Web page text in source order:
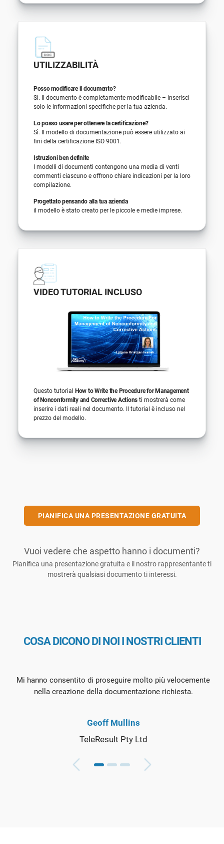
UTILIZZABILITÀ
Posso modificare il documento?
Sì. Il documento è completamente modificabile – inserisci
solo le informazioni specifiche per la tua azienda.
Lo posso usare per ottenere la certificazione?
Sì. Il modello di documentazione può essere utilizzato ai
fini della certificazione ISO 9001.
Istruzioni ben definite
I modelli di documenti contengono una media di venti
commenti ciascuno e offrono chiare indicazioni per la loro
compilazione.
Progettato pensando alla tua azienda
il modello è stato creato per le piccole e medie imprese.
VIDEO TUTORIAL INCLUSO
Questo tutorial How to Write the Procedure for Management
of Nonconformity and Corrective Actions ti mostrerà come
inserire i dati reali nel documento. Il tutorial è incluso nel
prezzo del modello.
PIANIFICA UNA PRESENTAZIONE GRATUITA
Vuoi vedere che aspetto hanno i documenti?
Pianifica una presentazione gratuita e il nostro rappresentante ti
mostrerà qualsiasi documento ti interessi.
COSA DICONO DI NOI I NOSTRI CLIENTI
Mi hanno consentito di proseguire molto più velocemente
nella creazione della documentazione richiesta.
Geoff Mullins
TeleResult Pty Ltd